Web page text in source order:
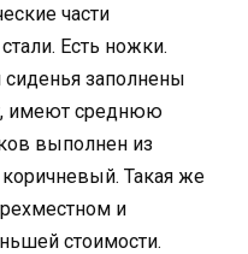
части
Есть ножки.
заполнены
имеют среднюю
выполнен из
Такая же
и
стоимости.